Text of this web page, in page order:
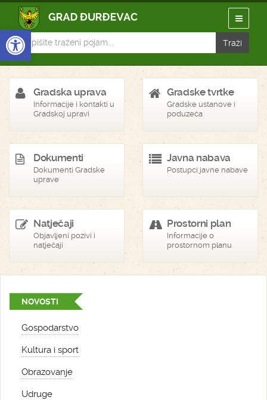
Open toolbar
Gradska uprava
Informacije i kontakti u
Gradskoj upravi
Gradske tvrtke
Gradske ustanove i
poduzeća
Dokumenti
Dokumenti Gradske
uprave
Javna nabava
Postupci javne nabave
Natječaji
Objavljeni pozivi i
natječaji
Prostorni plan
Informacije o
prostornom planu
NOVOSTI
Gospodarstvo
Kultura i sport
Obrazovanje
Udruge